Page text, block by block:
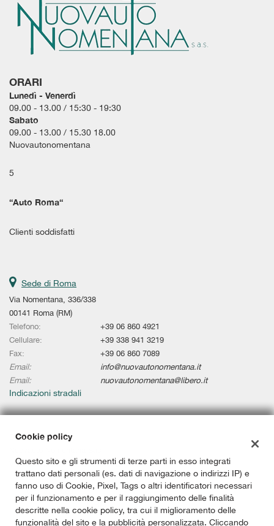
ORARI
Lunedì - Venerdì
09.00 - 13.00 / 15:30 - 19:30
Sabato
09.00 - 13.00 / 15.30 18.00
Nuovautonomentana
5
“Auto Roma“
Clienti soddisfatti
Sede di Roma
Via Nomentana, 336/338
00141 Roma (RM)
Telefono:
+39 06 860 4921
Cellulare:
+39 338 941 3219
Fax:
+39 06 860 7089
Email:
info@nuovautonomentana.it
Email:
nuovautonomentana@libero.it
Indicazioni stradali
Dati fiscali:
Via Nomentana, 336/338, Roma (RM)
P.IVA:02101291009
C.F:08613700585
Registro delle imprese:RM
Cookie policy
Questo sito e gli strumenti di terze parti in esso integrati
trattano dati personali (es. dati di navigazione o indirizzi IP) e
fanno uso di Cookie, Pixel, Tags o altri identificatori necessari
per il funzionamento e per il raggiungimento delle finalità
descritte nella cookie policy, tra cui il miglioramento delle
funzionalità del sito e la pubblicità personalizzata. Cliccando